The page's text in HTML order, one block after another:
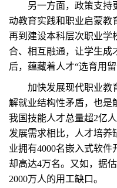
另一方面，政策支持
动教育实践和职业启蒙教
再到建设本科层次职业
合、相互融通，让学生成
后，蕴藏着人才“选育用留
加快发展现代职业教
解就业结构性矛盾，也是
我国技能人才总量超2亿
发展需求相比，人才培养
业拥有4000名嵌入式软
却高达4万名。又如，据
2000万人的用工缺口。